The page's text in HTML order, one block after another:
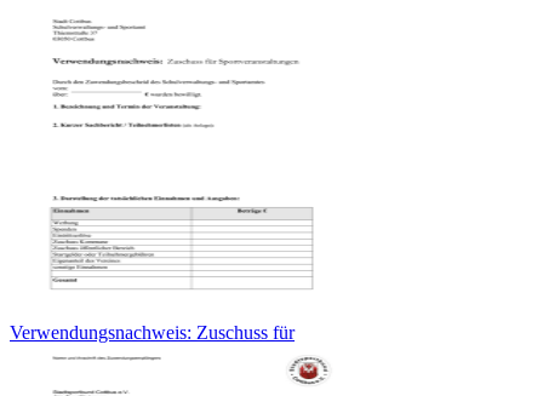
Verwendungsnachweis: Zuschuss für